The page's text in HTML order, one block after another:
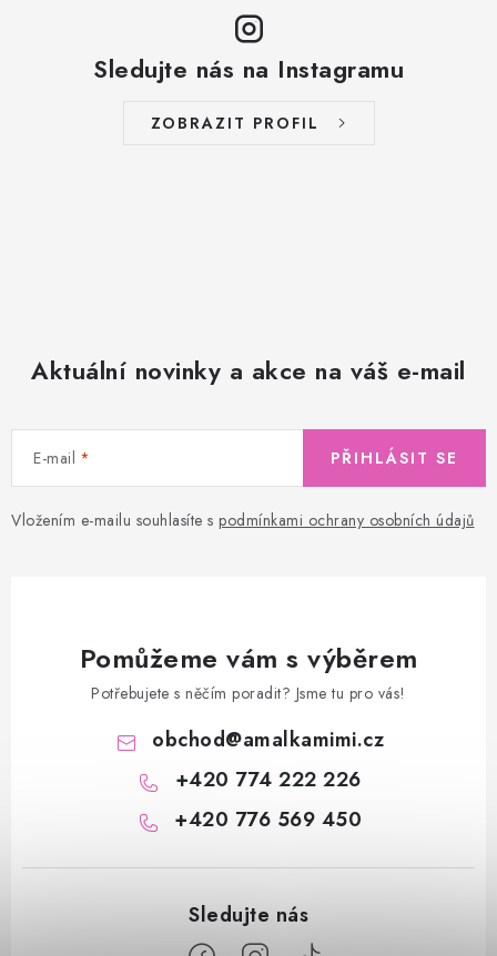
Sledujte nás na Instagramu
ZOBRAZIT PROFIL
Aktuální novinky a akce na váš e-mail
E-mail
Vložením e-mailu souhlasíte s podmínkami ochrany osobních údajů
PŘIHLÁSIT SE
Pomůžeme vám s výběrem
Potřebujete s něčím poradit? Jsme tu pro vás!
obchod@amalkamimi.cz
+420 774 222 226
+420 776 569 450